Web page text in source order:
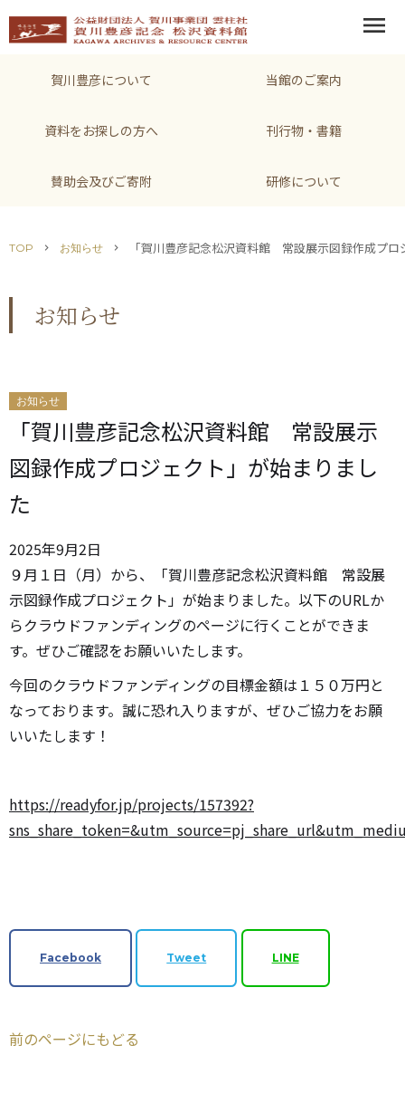
menu
賀川豊彦について 当館のご案内
資料をお探しの方へ 刊行物・書籍
賛助会及びご寄附 研修について
TOP chevron_right お知らせ chevron_right 「賀川豊彦記念松沢資料館 常設展示図録作成プ
お知らせ
お知らせ
「賀川豊彦記念松沢資料館 常設展示
図録作成プロジェクト」が始まりまし
た
2025年9月2日
９月１日（月）から、「賀川豊彦記念松沢資料館 常設展
示図録作成プロジェクト」が始まりました。以下のURLか
らクラウドファンディングのページに行くことができま
す。ぜひご確認をお願いいたします。
今回のクラウドファンディングの目標金額は１５０万円と
なっております。誠に恐れ入りますが、ぜひご協力をお願
いいたします！
https://readyfor.jp/projects/157392?
Facebook Tweet LINE
前のページにもどる